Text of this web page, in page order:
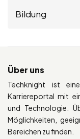
Bildung
Über uns
Techknight ist
Karriereportal mit
und Technologie.
Möglichkeiten,
Bereichen zu finden.